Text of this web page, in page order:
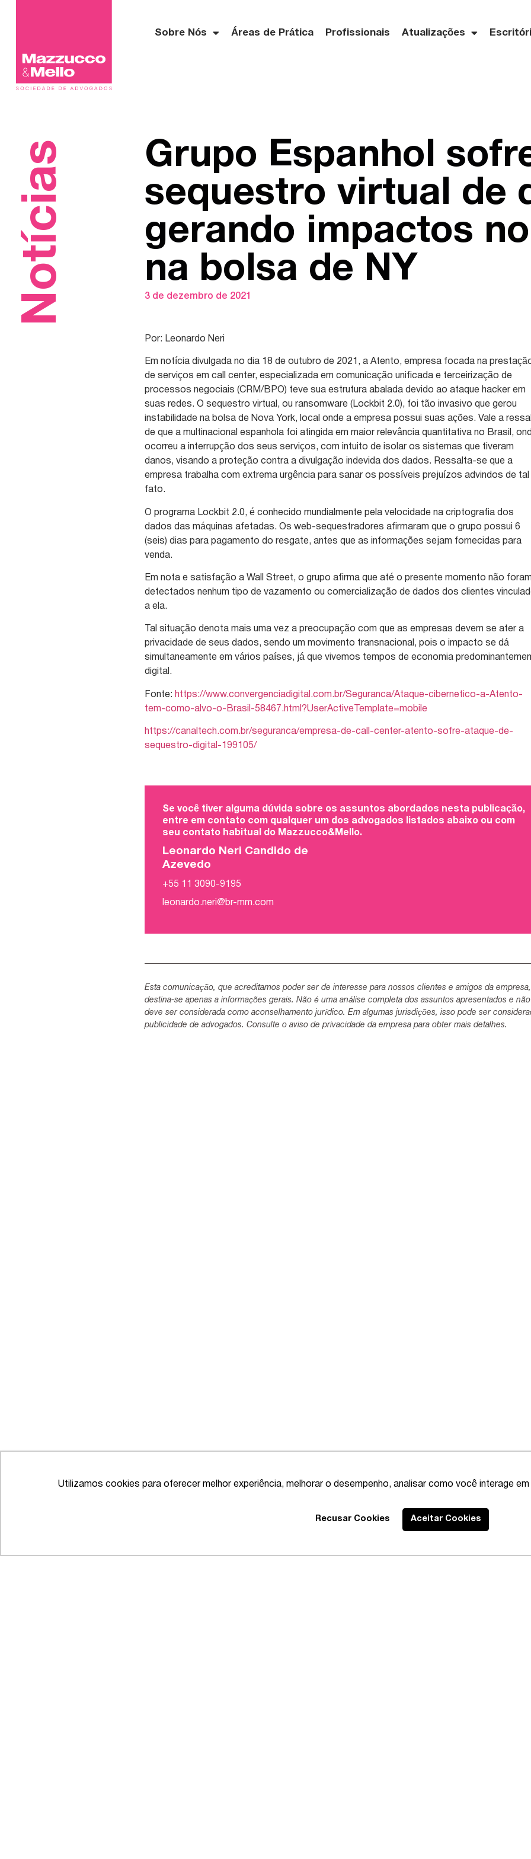
Utilizamos cookies para oferecer melhor experiência, melhorar o desempenho, analisar como você interage
Recusar Cookies Aceitar Cookies
Sobre Nós Áreas de Prática Profissionais Atualizações
Notícias
Grupo Espanhol
sequestro virtual de
gerando impactos
na bolsa de NY
3 de dezembro de 2021
Por: Leonardo Neri
Em notícia divulgada no dia 18 de outubro de 2021, a Atento, empresa focada na
de serviços em call center, especializada em comunicação unificada e terceirização de
processos negociais (CRM/BPO) teve sua estrutura abalada devido ao ataque hacker em
suas redes. O sequestro virtual, ou ransomware (Lockbit 2.0), foi tão invasivo que gerou
instabilidade na bolsa de Nova York, local onde a empresa possui suas ações. Vale a
de que a multinacional espanhola foi atingida em maior relevância quantitativa no Brasil,
ocorreu a interrupção dos seus serviços, com intuito de isolar os sistemas que tiveram
danos, visando a proteção contra a divulgação indevida dos dados. Ressalta-se que a
empresa trabalha com extrema urgência para sanar os possíveis prejuízos advindos de tal
fato.
O programa Lockbit 2.0, é conhecido mundialmente pela velocidade na criptografia dos
dados das máquinas afetadas. Os web-sequestradores afirmaram que o grupo possui 6
(seis) dias para pagamento do resgate, antes que as informações sejam fornecidas para
venda.
Em nota e satisfação a Wall Street, o grupo afirma que até o presente momento não foram
detectados nenhum tipo de vazamento ou comercialização de dados dos clientes
a ela.
Tal situação denota mais uma vez a preocupação com que as empresas devem se ater a
privacidade de seus dados, sendo um movimento transnacional, pois o impacto se dá
simultaneamente em vários países, já que vivemos tempos de economia
digital.
Fonte: https://www.convergenciadigital.com.br/Seguranca/Ataque-cibernetico-a-Atento-
tem-como-alvo-o-Brasil-58467.html?UserActiveTemplate=mobile
https://canaltech.com.br/seguranca/empresa-de-call-center-atento-sofre-ataque-de-
sequestro-digital-199105/
Se você tiver alguma dúvida sobre os assuntos abordados nesta publicação,
entre em contato com qualquer um dos advogados listados abaixo ou com
seu contato habitual do Mazzucco&Mello.
Leonardo Neri Candido de
Azevedo
+55 11 3090-9195
leonardo.neri@br-mm.com
Esta comunicação, que acreditamos poder ser de interesse para nossos clientes e amigos da empresa,
destina-se apenas a informações gerais. Não é uma análise completa dos assuntos apresentados e não
deve ser considerada como aconselhamento jurídico. Em algumas jurisdições, isso pode ser
publicidade de advogados. Consulte o aviso de privacidade da empresa para obter mais detalhes.